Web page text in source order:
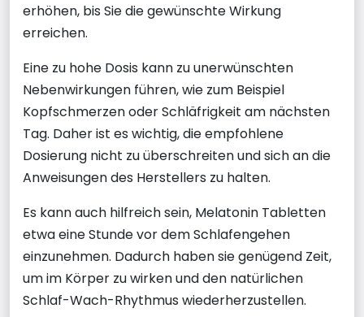
erhöhen, bis Sie die gewünschte Wirkung
erreichen.
Eine zu hohe Dosis kann zu unerwünschten
Nebenwirkungen führen, wie zum Beispiel
Kopfschmerzen oder Schläfrigkeit am nächsten
Tag. Daher ist es wichtig, die empfohlene
Dosierung nicht zu überschreiten und sich an die
Anweisungen des Herstellers zu halten.
Es kann auch hilfreich sein, Melatonin Tabletten
etwa eine Stunde vor dem Schlafengehen
einzunehmen. Dadurch haben sie genügend Zeit,
um im Körper zu wirken und den natürlichen
Schlaf-Wach-Rhythmus wiederherzustellen.